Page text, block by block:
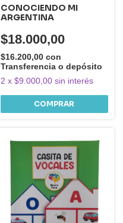
CONOCIENDO MI
ARGENTINA
$18.000,00
$16.200,00 con
Transferencia o depósito
2 x $9.000,00 sin interés